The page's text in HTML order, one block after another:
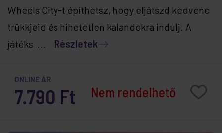
Wheels City-t építhetsz, hogy eljátszd kedvenc
trükkjeid és hihetetlen kalandokra indulj. A
játéks ... Részletek
ONLINE ÁR
7.790 Ft Nem rendelhető